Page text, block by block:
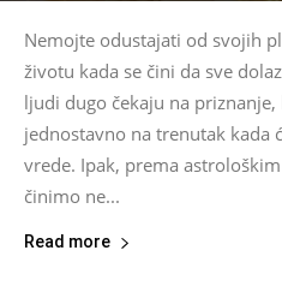
Nemojte odustajati od svojih
životu kada se čini da sve
ljudi dugo čekaju na
jednostavno na trenutak kada
vrede. Ipak, prema
činimo ne...
Read more